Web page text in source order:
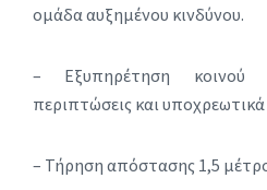
ομάδα αυξημένου κινδύνου.
– Εξυπηρέτηση κοινού
περιπτώσεις και
– Τήρηση απόστασης 1,5